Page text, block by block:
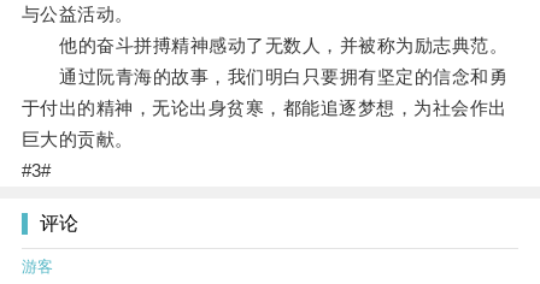
与公益活动。
他的奋斗拼搏精神感动了无数人，并被称为励志典范。
通过阮青海的故事，我们明白只要拥有坚定的信念和勇
于付出的精神，无论出身贫寒，都能追逐梦想，为社会作出
巨大的贡献。
#3#
评论
游客